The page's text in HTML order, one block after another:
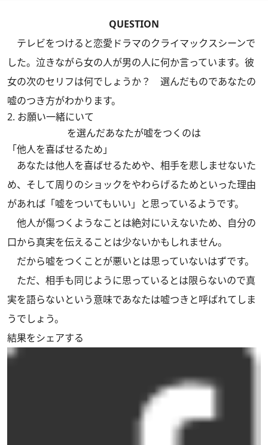
QUESTION
テレビをつけると恋愛ドラマのクライマックスシーンで
した。泣きながら女の人が男の人に何か言っています。彼
女の次のセリフは何でしょうか？ 選んだものであなたの
嘘のつき方がわかります。
2. お願い一緒にいて
を選んだあなたが嘘をつくのは
「他人を喜ばせるため」
あなたは他人を喜ばせるためや、相手を悲しませないた
め、そして周りのショックをやわらげるためといった理由
があれば「嘘をついてもいい」と思っているようです。
他人が傷つくようなことは絶対にいえないため、自分の
口から真実を伝えることは少ないかもしれません。
だから嘘をつくことが悪いとは思っていないはずです。
ただ、相手も同じように思っているとは限らないので真
実を語らないという意味であなたは嘘つきと呼ばれてしま
うでしょう。
結果をシェアする